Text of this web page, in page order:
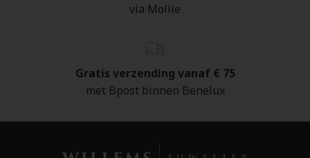
via Mollie
Gratis verzending vanaf € 75
met Bpost binnen Benelux